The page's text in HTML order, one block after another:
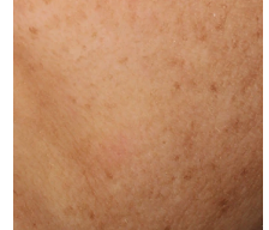
關於我們
拉脫維亞
黎巴嫩
立陶宛
盧森堡